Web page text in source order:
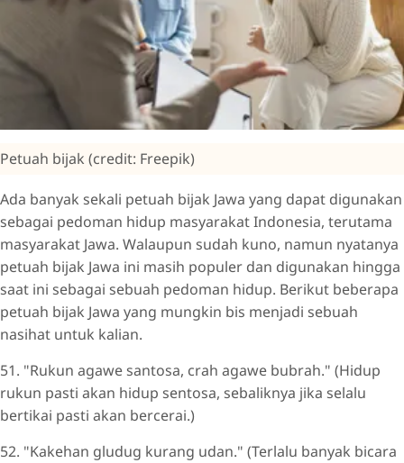
Petuah bijak (credit: Freepik)
Ada banyak sekali petuah bijak Jawa yang dapat digunakan
sebagai pedoman hidup masyarakat Indonesia, terutama
masyarakat Jawa. Walaupun sudah kuno, namun nyatanya
petuah bijak Jawa ini masih populer dan digunakan hingga
saat ini sebagai sebuah pedoman hidup. Berikut beberapa
petuah bijak Jawa yang mungkin bis menjadi sebuah
nasihat untuk kalian.
51. "Rukun agawe santosa, crah agawe bubrah." (Hidup
rukun pasti akan hidup sentosa, sebaliknya jika selalu
bertikai pasti akan bercerai.)
52. "Kakehan gludug kurang udan." (Terlalu banyak bicara